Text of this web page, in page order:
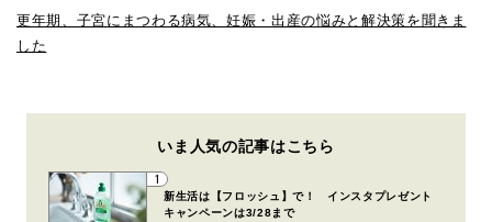
更年期、子宮にまつわる病気、妊娠・出産の悩みと解決策を聞きま
した
いま人気の記事はこちら
1
新生活は【フロッシュ】で！ インスタプレゼント
キャンペーンは3/28まで